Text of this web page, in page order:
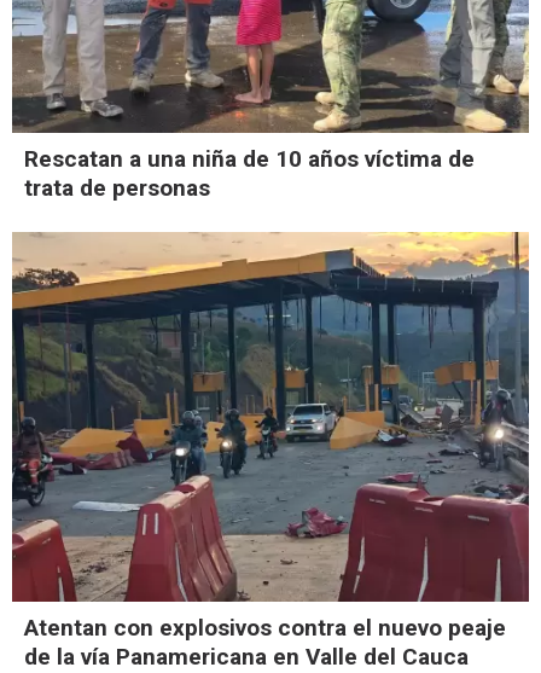
Rescatan a una niña de 10 años víctima de
trata de personas
Atentan con explosivos contra el nuevo peaje
de la vía Panamericana en Valle del Cauca